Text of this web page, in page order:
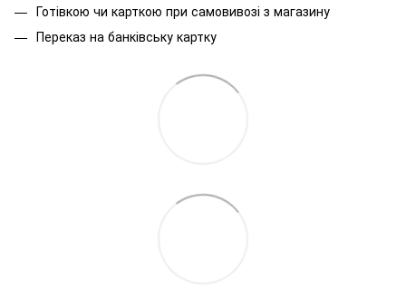
Готівкою чи карткою при самовивозі з магазину
Переказ на банківську картку